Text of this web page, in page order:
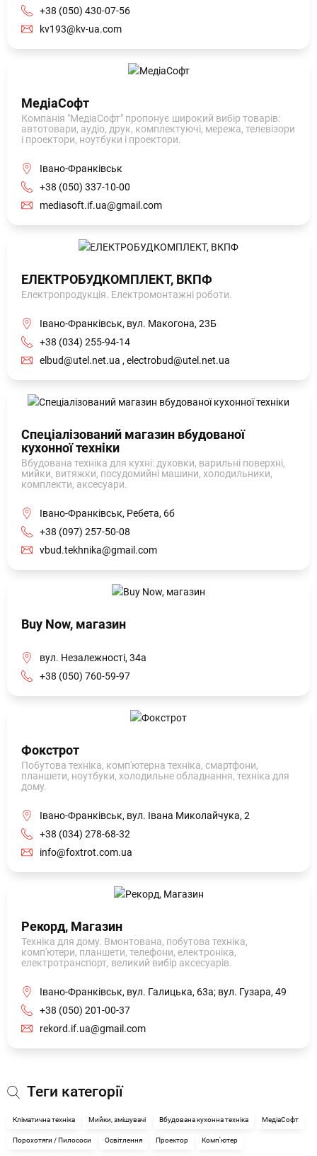
+38 (050) 430-07-56
kv193@kv-ua.com
МедіаСофт
Компанія "МедіаСофт" пропонує широкий вибір товарів:
автотовари, аудіо, друк, комплектуючі, мережа, телевізори
і проектори, ноутбуки і проектори.
Івано-Франківськ
+38 (050) 337-10-00
mediasoft.if.ua@gmail.com
ЕЛЕКТРОБУДКОМПЛЕКТ, ВКПФ
Електропродукція. Електромонтажні роботи.
Івано-Франківськ, вул. Макогона, 23Б
+38 (034) 255-94-14
elbud@utel.net.ua , electrobud@utel.net.ua
Спеціалізований магазин вбудованої
кухонної техніки
Вбудована техніка для кухні: духовки, варильні поверхні,
мийки, витяжки, посудомийні машини, холодильники,
комплекти, аксесуари.
Івано-Франківськ, Ребета, 6б
+38 (097) 257-50-08
vbud.tekhnika@gmail.com
Buy Now, магазин
вул. Незалежності, 34а
+38 (050) 760-59-97
Фокстрот
Побутова техніка, комп'ютерна техніка, смартфони,
планшети, ноутбуки, холодильне обладнання, техніка для
дому.
Івано-Франківськ, вул. Івана Миколайчука, 2
+38 (034) 278-68-32
info@foxtrot.com.ua
Рекорд, Магазин
Техніка для дому. Вмонтована, побутова техніка,
комп'ютери, планшети, телефони, електроніка,
електротранспорт, великий вибір аксесуарів.
Івано-Франківськ, вул. Галицька, 63а; вул. Гузара, 49
+38 (050) 201-00-37
rekord.if.ua@gmail.com
Теги категорії
Кліматична техніка Мийки, змішувачі Вбудована кухонна техніка МедіаСофт
Порохотяги / Пилососи Освітлення Проектор Комп'ютер